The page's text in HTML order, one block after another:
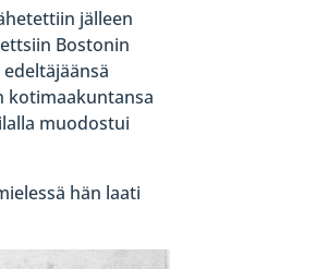
jälleen
Bostonin
kotimaakuntansa
muodostui
hän laati